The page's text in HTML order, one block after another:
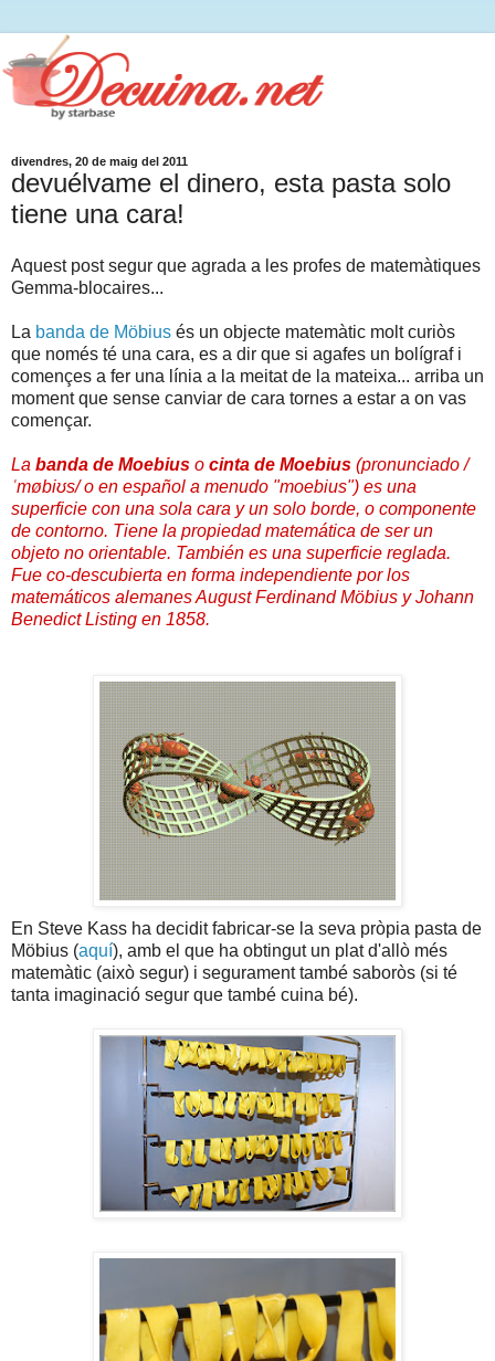
divendres, 20 de maig del 2011
devuélvame el dinero, esta pasta solo
tiene una cara!
Aquest post segur que agrada a les profes de matemàtiques
Gemma-blocaires...
La banda de Möbius és un objecte matemàtic molt curiòs
que només té una cara, es a dir que si agafes un bolígraf i
començes a fer una línia a la meitat de la mateixa... arriba un
moment que sense canviar de cara tornes a estar a on vas
començar.
La banda de Moebius o cinta de Moebius (pronunciado/
ˈmøbiʊs/o en español a menudo "moebius") es una
superficie con una sola cara y un solo borde, o componente
de contorno. Tiene la propiedad matemática de ser un
objeto no orientable. También es una superficie reglada.
Fue co-descubierta en forma independiente por los
matemáticos alemanesAugust Ferdinand Möbius yJohann
Benedict Listing en 1858.
En Steve Kass ha decidit fabricar-se la seva pròpia pasta de
Möbius (aquí), amb el que ha obtingut un plat d'allò més
matemàtic (això segur) i segurament també saboròs (si té
tanta imaginació segur que també cuina bé).